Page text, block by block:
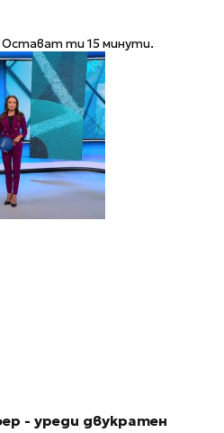
Остават ти 15 минути.
- уреди двукратен